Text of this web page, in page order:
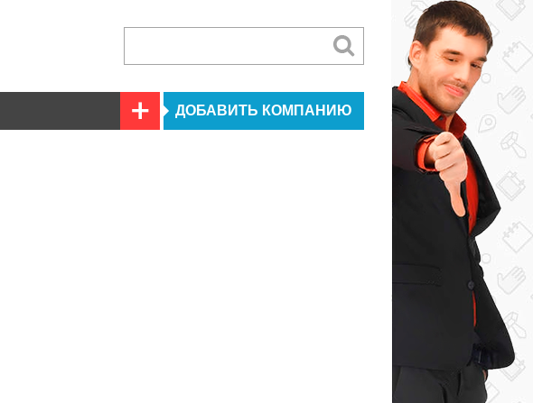
ДОБАВИТЬ КОМПАНИЮ